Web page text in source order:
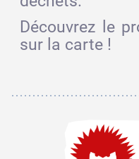
Découvrez le
sur la carte !